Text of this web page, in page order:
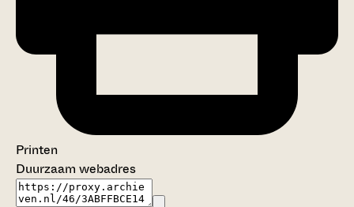
Printen
Duurzaam webadres